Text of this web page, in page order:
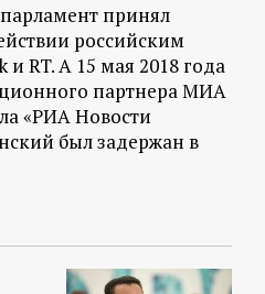
принял
российским
RT. А 15 мая 2018 года
партнера МИА
«РИА Новости
был задержан в